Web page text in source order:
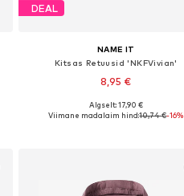
DEAL
NAME IT
Kitsas Retuusid 'NKFVivian'
8,95 €
Saadaval erinevates suurustes
Algselt: 17,90 €
Viimane madalaim hind:10,74 €-16%